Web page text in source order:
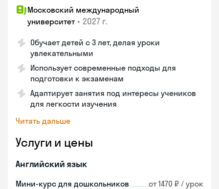
Московский международный
университет • 2027 г.
Обучает детей с 3 лет, делая уроки
увлекательными
Использует современные подходы для
подготовки к экзаменам
Адаптирует занятия под интересы учеников
для легкости изучения
Читать дальше
Услуги и цены
Английский язык
Мини-курс для дошкольников от 1470 ₽ / урок